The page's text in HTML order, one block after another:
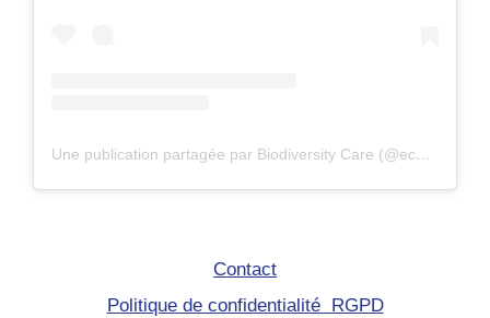
Une publication partagée par Biodiversity Care (@eco.volontaire)
Contact
Politique de confidentialité RGPD